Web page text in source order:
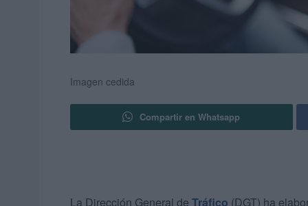
Imagen cedida
Compartir en Whatsapp
La Dirección General de Tráfico (DGT) ha